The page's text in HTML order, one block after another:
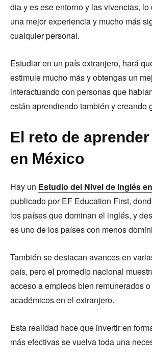
dia y es ese entorno y las vivencias,
una mejor experiencia y mucho más
cualquier personal.
Estudiar en un país extranjero, hará
estimule mucho más y obtengas un
interactuando con personas que
están aprendiendo también y creando
El reto de
en México
Hay un Estudio del Nivel de Inglés
publicado por EF Education First,
los países que dominan el inglés, y
es uno de los países con menos
También se destacan avances en
país, pero el promedio nacional
acceso a empleos bien remunerados
académicos en el extranjero.
Esta realidad hace que invertir en
más efectivas se vuelva toda una